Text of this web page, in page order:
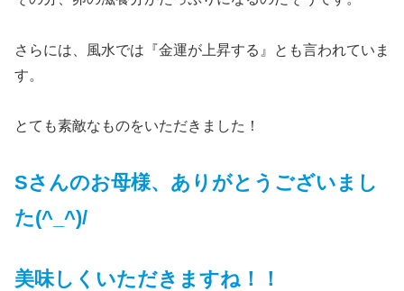
さらには、風水では『金運が上昇する』とも言われていま
す。
とても素敵なものをいただきました！
Sさんのお母様、ありがとうございまし
た(^_^)/
美味しくいただきますね！！